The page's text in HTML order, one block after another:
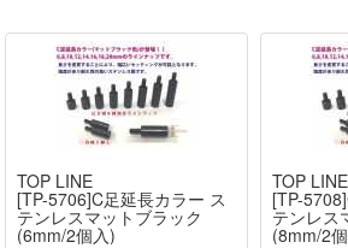
TOP LINE
[TP-5706]C足延長カラー ス
テンレスマットブラック
(6mm/2個入)
TOP LINE
[TP-
テンレス
(8mm/2